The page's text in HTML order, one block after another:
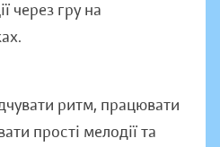
через гру на
ритм, працювати
прості мелодії та